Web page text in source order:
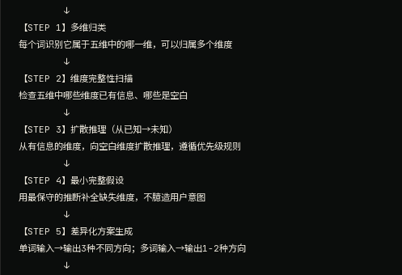
        ↓
【STEP 1】多维归类
每个词识别它属于五维中的哪一维，可以归属多个维度
        ↓
【STEP 2】维度完整性扫描
检查五维中哪些维度已有信息、哪些是空白
        ↓
【STEP 3】扩散推理（从已知→未知）
从有信息的维度，向空白维度扩散推理，遵循优先级规则
        ↓
【STEP 4】最小完整假设
用最保守的推断补全缺失维度，不臆造用户意图
        ↓
【STEP 5】差异化方案生成
单词输入→输出3种不同方向；多词输入→输出1-2种方向
        ↓